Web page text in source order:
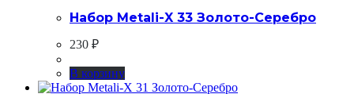
Набор Metali-X 33 Золото-Серебро
230 ₽
В корзину